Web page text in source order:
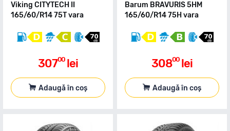
Viking CITYTECH II
165/60/R14 75T vara
30700 lei
Adaugă în coș
Barum BRAVURIS 5HM
165/60/R14 75H vara
30800 lei
Adaugă în coș